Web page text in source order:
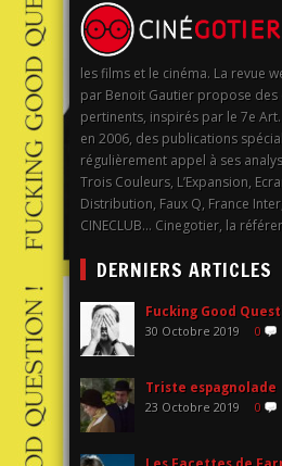
les films et le cinéma. La revue
par Benoit Gautier propose des
pertinents, inspirés par le 7e
en 2006, des publications
régulièrement appel à ses
Trois Couleurs, L’Expansion,
Distribution, Faux Q, France
CINECLUB… Cinegotier, la
DERNIERS ARTICLES
Fucking Good
30 Octobre 2019 0
Triste espagnolade
23 Octobre 2019 0